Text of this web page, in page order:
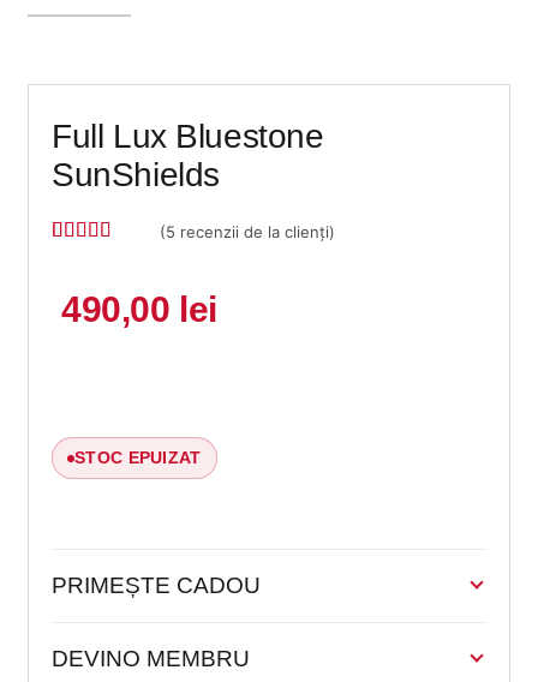
Full Lux Bluestone
SunShields
baza a
evaluări de
(5 recenzii de la clienți)
490,00 lei
STOC EPUIZAT
PRIMEȘTE CADOU
DEVINO MEMBRU